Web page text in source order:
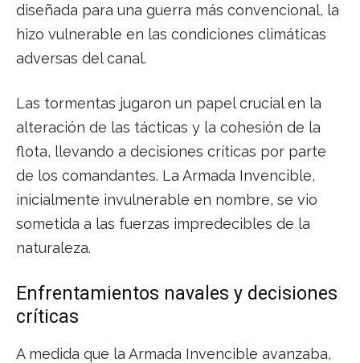
diseñada para una guerra más convencional, la
hizo vulnerable en las condiciones climáticas
adversas del canal.
Las tormentas jugaron un papel crucial en la
alteración de las tácticas y la cohesión de la
flota, llevando a decisiones críticas por parte
de los comandantes. La Armada Invencible,
inicialmente invulnerable en nombre, se vio
sometida a las fuerzas impredecibles de la
naturaleza.
Enfrentamientos navales y decisiones
críticas
A medida que la Armada Invencible avanzaba,